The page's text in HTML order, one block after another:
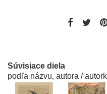
Súvisiace diela
podľa názvu, autora /